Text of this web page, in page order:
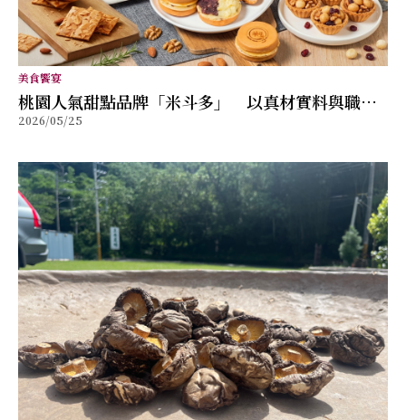
美食饗宴
桃園人氣甜點品牌「米斗多」 以真材實料與職人
精神打造值得分享的幸福味道
2026/05/25